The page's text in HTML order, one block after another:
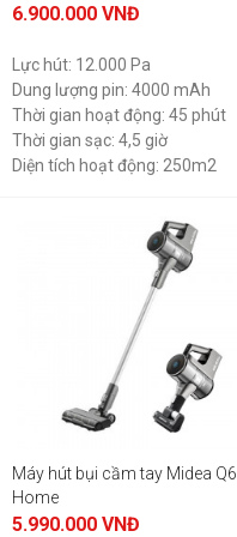
6.900.000 VNĐ
Lực hút: 12.000 Pa
Dung lượng pin: 4000 mAh
Thời gian hoạt động: 45 phút
Thời gian sạc: 4,5 giờ
Diện tích hoạt động: 250m2
Máy hút bụi cầm tay Midea Q6
Home
5.990.000 VNĐ